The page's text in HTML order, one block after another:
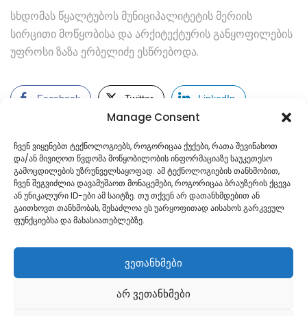
Manage Consent
ჩვენ ვიყენებთ ტექნოლოგიებს, როგორიცაა ქუქები, რათა შევინახოთ
და/ან მივიღოთ წვდომა მოწყობილობის ინფორმაციაზე საუკეთესო
გამოცდილების უზრუნველსაყოფად. ამ ტექნოლოგიების თანხმობით,
ჩვენ შეგვიძლია დავამუშაოთ მონაცემები, როგორიცაა ბრაუზერის ქცევა
ან უნიკალური ID-ები ამ საიტზე. თუ თქვენ არ დათანხმდებით ან
გაითხოვთ თანხმობას, შესაძლოა ეს უარყოფითად აისახოს გარკვეულ
ფუნქციებსა და მახასიათებლებზე.
ვეთანხმები
არ ვეთანხმები
სხდომას წყალტუბოს მუნიციპალიტეტის მერიის
სირცითი მოწყობისა და არქიტექტურის განყოფილების
უფროსი ზაზა ერბელიძე ესწრებოდა.
Facebook Twitter LinkedIn